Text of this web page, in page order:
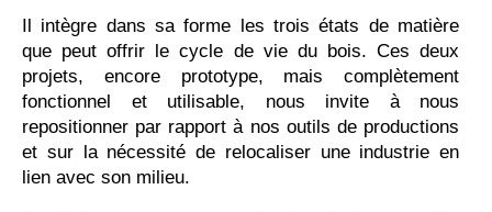
Il intègre dans sa forme les trois états de matière
que peut offrir le cycle de vie du bois. Ces deux
projets, encore prototype, mais complètement
fonctionnel et utilisable, nous invite à nous
repositionner par rapport à nos outils de productions
et sur la nécessité de relocaliser une industrie en
lien avec son milieu.